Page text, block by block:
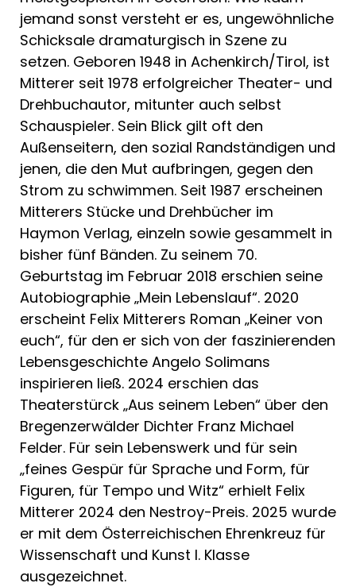
jemand sonst versteht er es, ungewöhnliche
Schicksale dramaturgisch in Szene zu
setzen. Geboren 1948 in Achenkirch/Tirol, ist
Mitterer seit 1978 erfolgreicher Theater- und
Drehbuchautor, mitunter auch selbst
Schauspieler. Sein Blick gilt oft den
Außenseitern, den sozial Randständigen und
jenen, die den Mut aufbringen, gegen den
Strom zu schwimmen. Seit 1987 erscheinen
Mitterers Stücke und Drehbücher im
Haymon Verlag, einzeln sowie gesammelt in
bisher fünf Bänden. Zu seinem 70.
Geburtstag im Februar 2018 erschien seine
Autobiographie „Mein Lebenslauf“. 2020
erscheint Felix Mitterers Roman „Keiner von
euch“, für den er sich von der faszinierenden
Lebensgeschichte Angelo Solimans
inspirieren ließ. 2024 erschien das
Theaterstürck „Aus seinem Leben“ über den
Bregenzerwälder Dichter Franz Michael
Felder. Für sein Lebenswerk und für sein
„feines Gespür für Sprache und Form, für
Figuren, für Tempo und Witz“ erhielt Felix
Mitterer 2024 den Nestroy-Preis. 2025 wurde
er mit dem Österreichischen Ehrenkreuz für
Wissenschaft und Kunst I. Klasse
ausgezeichnet.